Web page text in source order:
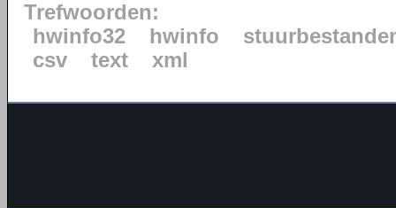
Trefwoorden:
hwinfo32
hwinfo
csv
text xml